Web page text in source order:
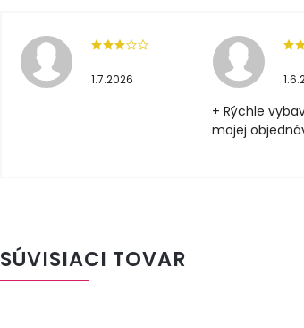
1.7.2026
+ Rýchle
mojej
SÚVISIACI TOVAR